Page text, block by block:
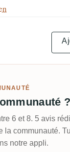
?
6 et 8. 5 avis
la communauté.
notre appli.